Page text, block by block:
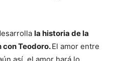
la historia de la
con Teodoro.El amor entre